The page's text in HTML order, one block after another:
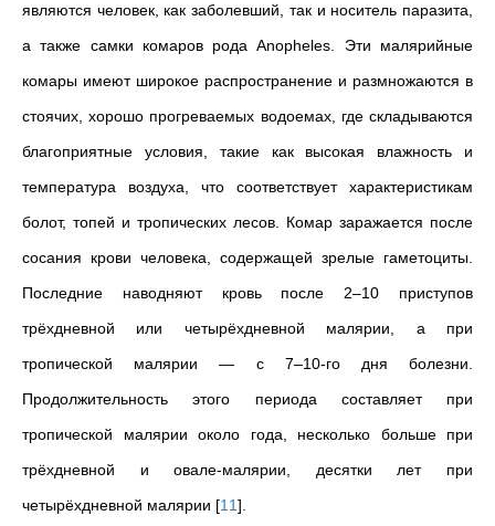
являются человек, как заболевший, так и носитель паразита,
а также самки комаров рода Anopheles. Эти малярийные
комары имеют широкое распространение и размножаются в
стоячих, хорошо прогреваемых водоемах, где складываются
благоприятные условия, такие как высокая влажность и
температура воздуха, что соответствует характеристикам
болот, топей и тропических лесов. Комар заражается после
сосания крови человека, содержащей зрелые гаметоциты.
Последние наводняют кровь после 2–10 приступов
трёхдневной или четырёхдневной малярии, а при
тропической малярии — с 7–10-го дня болезни.
Продолжительность этого периода составляет при
тропической малярии около года, несколько больше при
трёхдневной и овале-малярии, десятки лет при
четырёхдневной малярии [11]